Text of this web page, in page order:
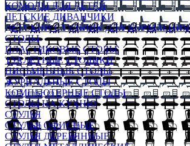
КОМОДЫ ДЛЯ ДЕТЕЙ
ДЕТСКИЕ ДИВАНЧИКИ
ДЕТСКИЙ СТУЛЬЧИК ДЛЯ КОРМЛЕНИЯ
СТОЛЫ
ПЛАСТИКОВЫЕ СТОЛЫ
ТУАЛЕТНЫЕ СТОЛИКИ
ПИСЬМЕННЫЕ СТОЛЫ
ЖУРНАЛЬНЫЕ СТОЛЫ
КОМПЬЮТЕРНЫЕ СТОЛЫ
СТОЛЫ НА КУХНЮ
СТУЛЬЯ
СТУЛЬЯ ОФИСНЫЕ
СТУЛЬЯ ДЕРЕВЯННЫЕ